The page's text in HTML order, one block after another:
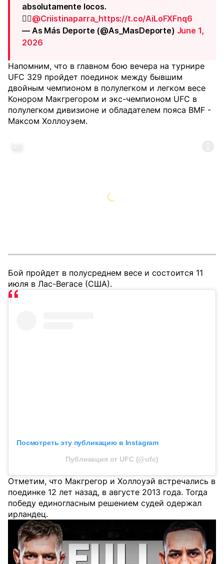
absolutamente locos.
✍🏻@Criistinaparra_ https://t.co/AiLoFXFnq6
— As Más Deporte (@As_MasDeporte) June 1,
2026
Напомним, что в главном бою вечера на турнире
UFC 329 пройдет поединок между бывшим
двойным чемпионом в полулегком и легком весе
Конором Макгрегором и экс-чемпионом UFC в
полулегком дивизионе и обладателем пояса BMF -
Максом Холлоуэем.
Бой пройдет в полусреднем весе и состоится 11
июля в Лас-Вегасе (США).
Посмотреть эту публикацию в Instagram
Публикация от UFC (@ufc)
Отметим, что Макгрегор и Холлоуэй встречались в
поединке 12 лет назад, в августе 2013 года. Тогда
победу единогласным решением судей одержал
ирландец.